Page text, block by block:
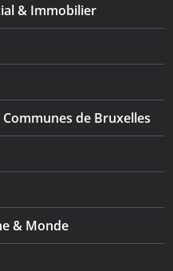
& Immobilier
de Bruxelles
& Monde